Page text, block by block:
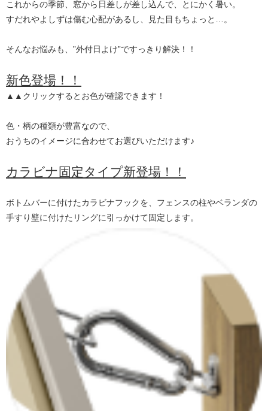
これからの季節、窓から日差しが差し込んで、とにかく暑い。
すだれやよしずは傷む心配があるし、見た目もちょっと…。
そんなお悩みも、”外付日よけ”ですっきり解決！！
新色登場！！
▲▲クリックするとお色が確認できます！
色・柄の種類が豊富なので、
おうちのイメージに合わせてお選びいただけます♪
カラビナ固定タイプ新登場！！
ボトムバーに付けたカラビナフックを、フェンスの柱やベランダの
手すり壁に付けたリングに引っかけて固定します。